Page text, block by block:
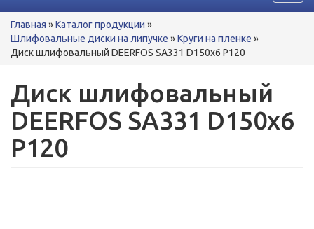
Вы
здесь
Главная »Каталог продукции »
Шлифовальные диски на липучке »Круги на пленке »
Диск шлифовальный DEERFOS SА331 D150x6 P120
Диск шлифовальный
DEERFOS SА331 D150x6
P120